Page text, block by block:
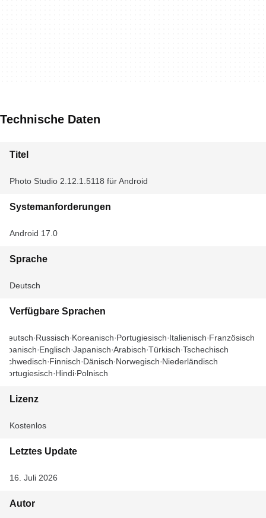
Technische Daten
Titel
Photo Studio 2.12.1.5118 für Android
Systemanforderungen
Android 17.0
Sprache
Deutsch
Verfügbare Sprachen
Deutsch Russisch Koreanisch Portugiesisch Italienisch Französisch
Spanisch Englisch Japanisch Arabisch Türkisch Tschechisch
Schwedisch Finnisch Dänisch Norwegisch Niederländisch
Portugiesisch Hindi Polnisch
Lizenz
Kostenlos
Letztes Update
16. Juli 2026
Autor